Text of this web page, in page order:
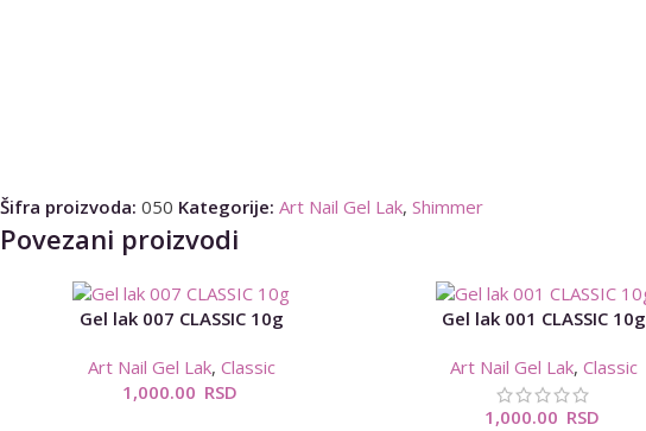
Šifra proizvoda: 050 Kategorije: Art Nail Gel Lak, Shimmer
Povezani proizvodi
Gel lak 007 CLASSIC 10g
Art Nail Gel Lak, Classic
1,000.00 RSD
Gel lak 001 CLASSIC 10g
Art Nail Gel Lak,Classic
1,000.00 RSD